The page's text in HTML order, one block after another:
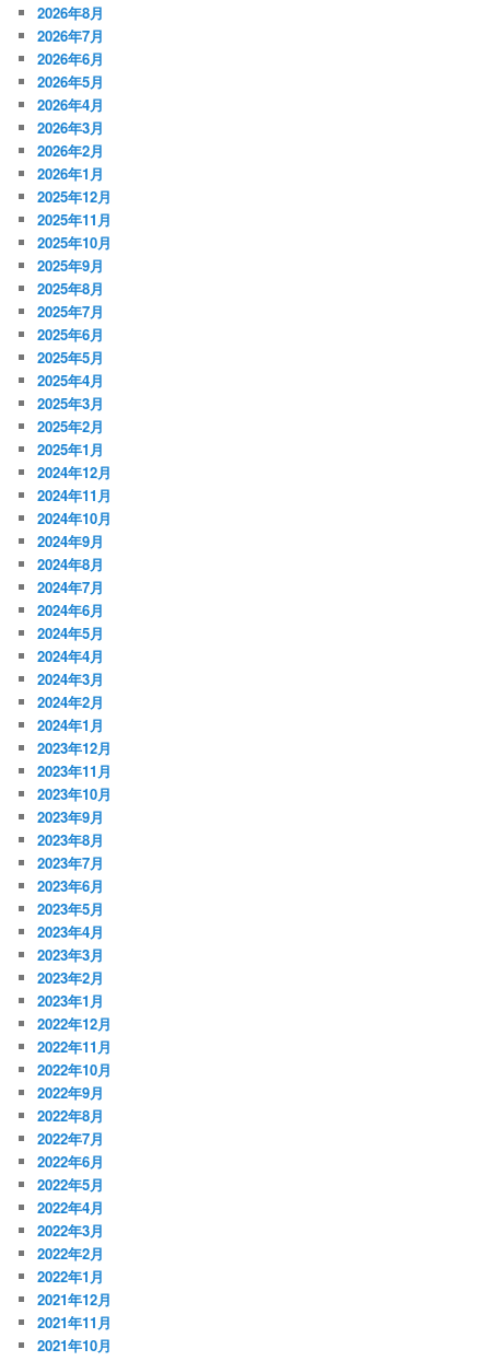
2026年8月
2026年7月
2026年6月
2026年5月
2026年4月
2026年3月
2026年2月
2026年1月
2025年12月
2025年11月
2025年10月
2025年9月
2025年8月
2025年7月
2025年6月
2025年5月
2025年4月
2025年3月
2025年2月
2025年1月
2024年12月
2024年11月
2024年10月
2024年9月
2024年8月
2024年7月
2024年6月
2024年5月
2024年4月
2024年3月
2024年2月
2024年1月
2023年12月
2023年11月
2023年10月
2023年9月
2023年8月
2023年7月
2023年6月
2023年5月
2023年4月
2023年3月
2023年2月
2023年1月
2022年12月
2022年11月
2022年10月
2022年9月
2022年8月
2022年7月
2022年6月
2022年5月
2022年4月
2022年3月
2022年2月
2022年1月
2021年12月
2021年11月
2021年10月